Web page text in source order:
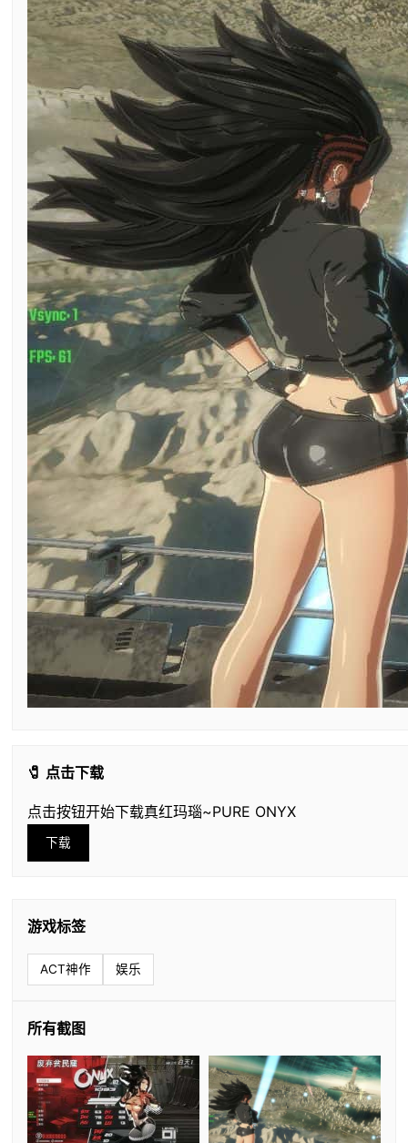
🧷 点击下载
点击按钮开始下载真红玛瑙~PURE ONYX
下载
游戏标签
ACT神作 娱乐
所有截图